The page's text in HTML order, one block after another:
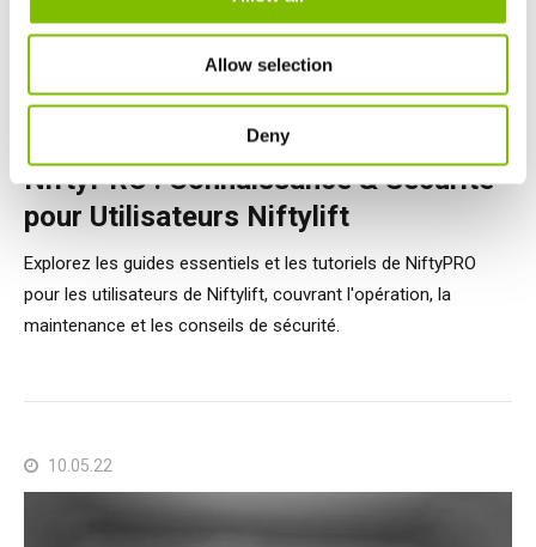
Allow selection
Deny
NiftyPRO : Connaissance & Sécurité
pour Utilisateurs Niftylift
Explorez les guides essentiels et les tutoriels de NiftyPRO
pour les utilisateurs de Niftylift, couvrant l'opération, la
maintenance et les conseils de sécurité.
10.05.22